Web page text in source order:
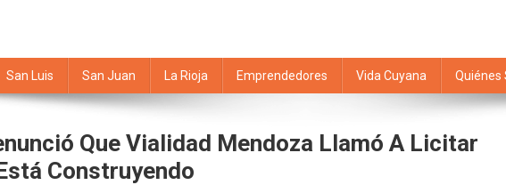
San Luis San Juan La Rioja Emprendedores Vida Cuyana Quiénes
Que Vialidad Mendoza Llamó A Licitar
Construyendo